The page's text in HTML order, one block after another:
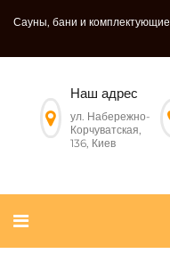
Сауны, бани и комплектующие
Наш адрес
ул. Набережно-
Корчуватская,
136, Киев